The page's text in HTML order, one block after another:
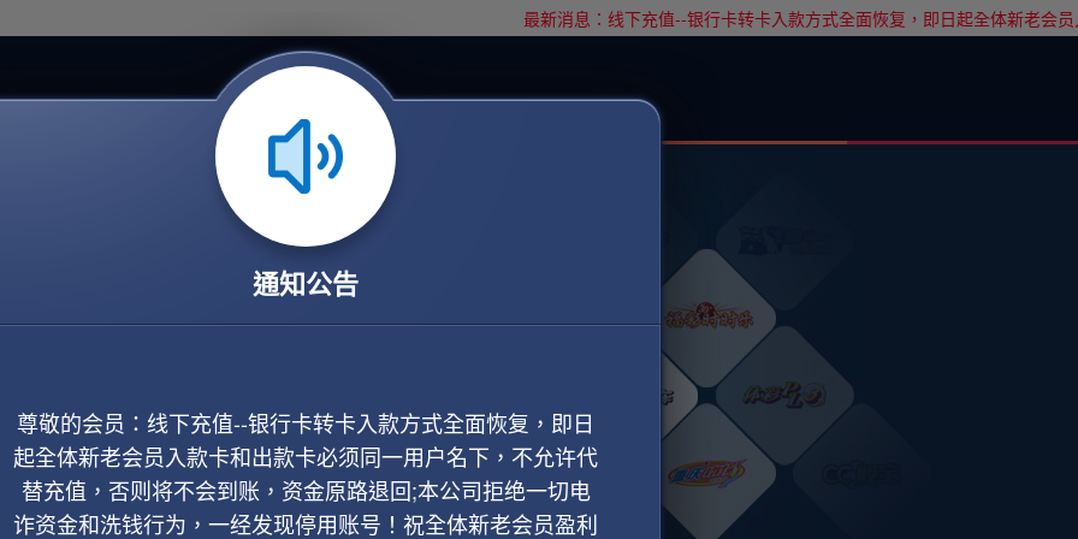
最新消息：线下充值--银行卡转卡入款方式全面恢复，即日起全体新老会
通知公告
尊敬的会员：线下充值--银行卡转卡入款方式全面恢复，即日
起全体新老会员入款卡和出款卡必须同一用户名下，不允许代
替充值，否则将不会到账，资金原路退回;本公司拒绝一切电
诈资金和洗钱行为，一经发现停用账号！祝全体新老会员盈利